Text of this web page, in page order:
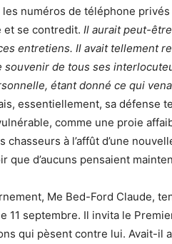
numéros de téléphone
et se contredit. Il aurait peut-
entretiens. Il avait tellement
souvenir de tous ses
étant donné ce qui
essentiellement, sa défense
comme une proie
à l’affût d’une
que d’aucuns pensaient
Me Bed-Ford Claude,
11 septembre. Il invita le
qui pèsent contre lui. Avait-il